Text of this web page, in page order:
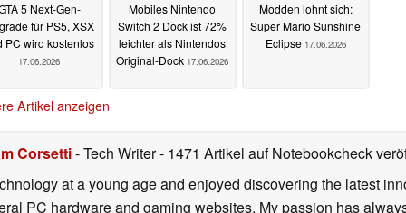
5 Next-Gen-
für PS5, XSX
PC wird kostenlos
17.06.2026
Mobiles Nintendo
Switch 2 Dock ist 72%
leichter als Nintendos
Original-Dock 17.06.2026
Modden lohnt sich:
Super Mario Sunshine
Eclipse 17.06.2026
Artikel anzeigen
Corsetti- Tech Writer- 1471 Artikel auf Notebookcheck
at a young age and enjoyed discovering the latest
PC hardware and gaming websites. My passion has